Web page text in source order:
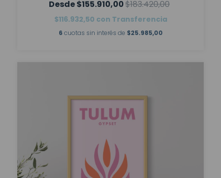
$155.910,00$183.420,00
$116.932,50 con Transferencia
6 cuotas sin interés de $25.985,00